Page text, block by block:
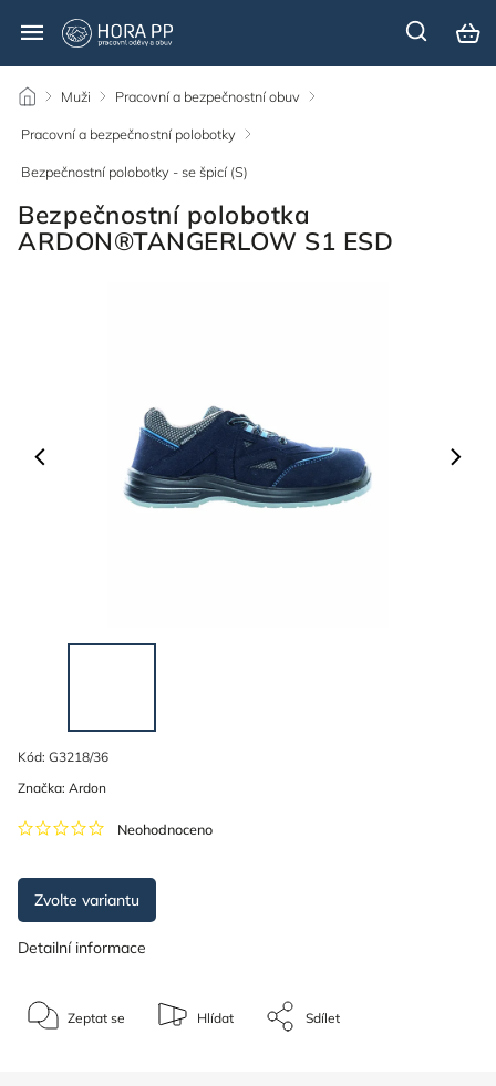
/ Muži / Pracovní a bezpečnostní obuv /
Pracovní a bezpečnostní polobotky /
Bezpečnostní polobotky - se špicí (S)
Bezpečnostní polobotka
ARDON®TANGERLOW S1 ESD
Kód: G3218/36
Neohodnoceno
Značka: Ardon
Zvolte variantu
Detailní informace
Zeptat se Hlídat Sdílet